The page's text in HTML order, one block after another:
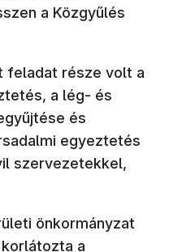
a Közgyűlés
feladat része volt a
a lég- és
és
egyeztetés
szervezetekkel,
önkormányzat
a